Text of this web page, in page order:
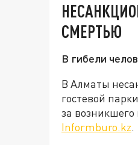
СМЕРТЬЮ
В гибели
В Алматы
гостевой
за
Informburo.kz.